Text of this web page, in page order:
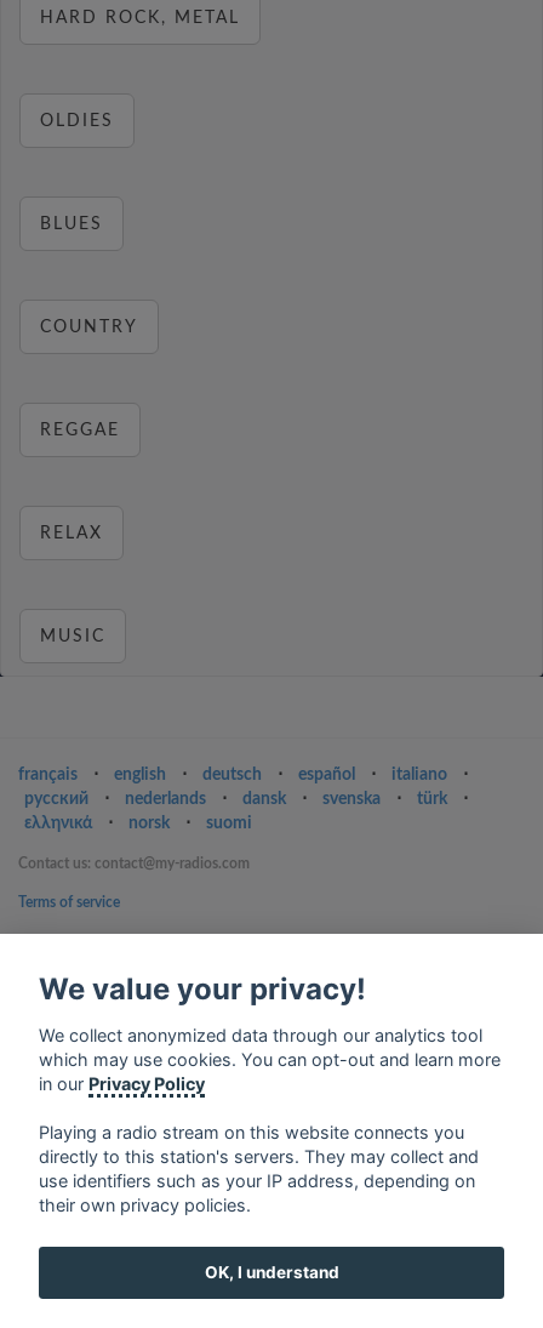
HARD ROCK, METAL
OLDIES
BLUES
COUNTRY
REGGAE
RELAX
MUSIC
français ⋅ english ⋅ deutsch ⋅ español ⋅ italiano
⋅
русский
⋅ nederlands ⋅ dansk ⋅ svenska ⋅ türk
⋅
ελληνικά
⋅ norsk ⋅ suomi
Contact us: contact@my-radios.com
Terms of service
Google Play and the Google Play logo are trademarks of Google Inc.
We value your privacy!
We collect anonymized data through our analytics tool
which may use cookies. You can opt-out and learn more
in our Privacy Policy
Playing a radio stream on this website connects you
directly to this station's servers. They may collect and
use identifiers such as your IP address, depending on
their own privacy policies.
OK, I understand